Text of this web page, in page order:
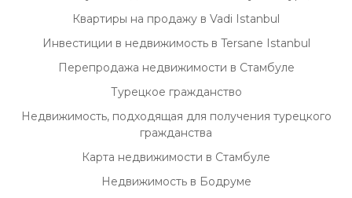
Квартиры на продажу в Vadi Istanbul
Инвестиции в недвижимость в Tersane Istanbul
Перепродажа недвижимости в Стамбуле
Турецкое гражданство
Недвижимость, подходящая для получения турецкого
гражданства
Карта недвижимости в Стамбуле
Недвижимость в Бодруме